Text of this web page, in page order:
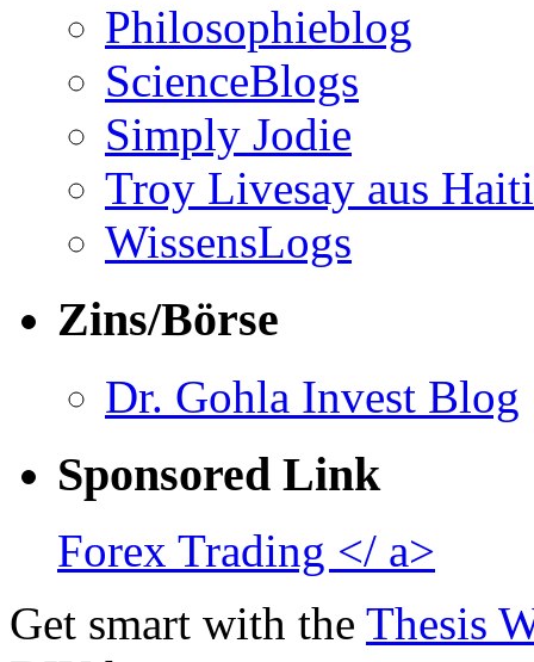
Philosophieblog
ScienceBlogs
Simply Jodie
Troy Livesay aus Haiti
WissensLogs
Zins/Börse
Dr. Gohla Invest Blog
Sponsored Link
Forex Trading </ a>
Get smart with the Thesis